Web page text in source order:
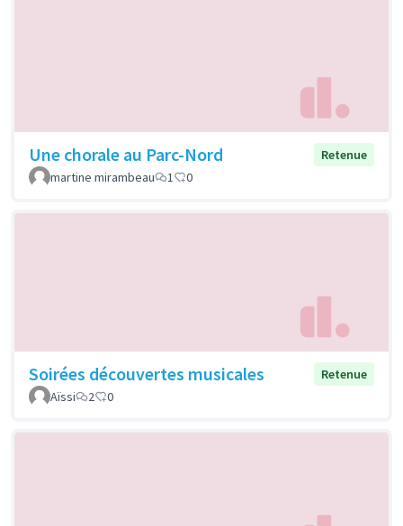
Une chorale au Parc-Nord
Retenue
martine mirambeau
1 0
Soirées découvertes musicales
Retenue
Aïssi
2 0